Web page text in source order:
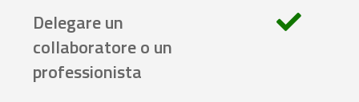
Delegare un
collaboratore o un
professionista